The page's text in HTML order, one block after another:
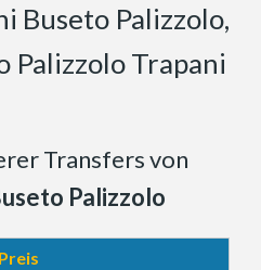
Buseto Palizzolo,
Palizzolo Trapani
Transfers von
Palizzolo
Preis